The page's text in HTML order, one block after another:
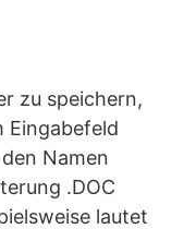
zu speichern,
Eingabefeld
Namen
.DOC
lautet